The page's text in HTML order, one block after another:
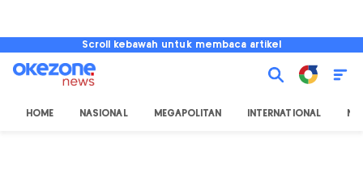
Scroll kebawah untuk membaca artikel
HOME NASIONAL MEGAPOLITAN INTERNATIONAL